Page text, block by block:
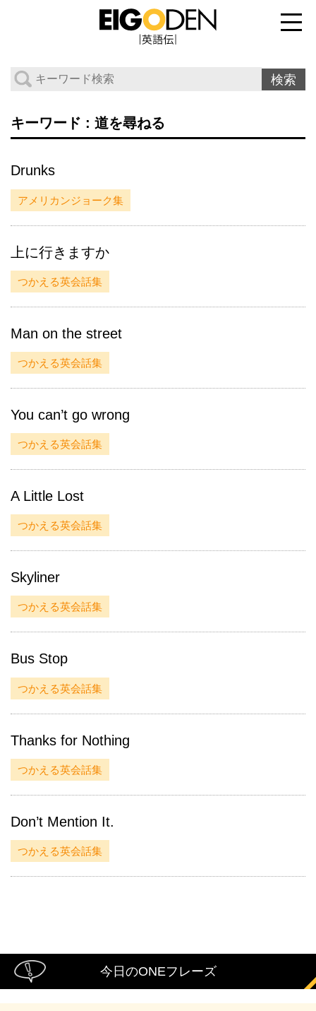
キーワード : 道を尋ねる
Drunks
アメリカンジョーク集
上に行きますか
つかえる英会話集
Man on the street
つかえる英会話集
You can’t go wrong
つかえる英会話集
A Little Lost
つかえる英会話集
Skyliner
つかえる英会話集
Bus Stop
つかえる英会話集
Thanks for Nothing
つかえる英会話集
Don’t Mention It.
つかえる英会話集
今日のONEフレーズ